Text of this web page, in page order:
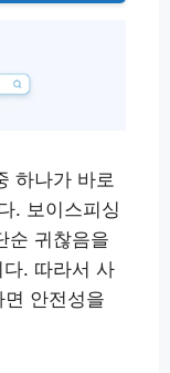
하나가 바로
. 보이스피싱
순 귀찮음을
. 따라서 사
면 안전성을